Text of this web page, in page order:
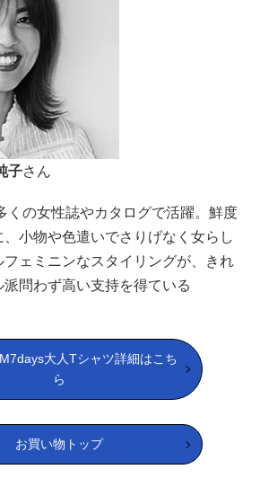
子さん
くの女性誌やカタログで活躍。鮮度
小物や色遣いでさりげなく女らし
フェミニンなスタイリングが、きれ
問わず高い支持を得ている
大人Tシャツ詳細はこち
ら
お買い物トップ